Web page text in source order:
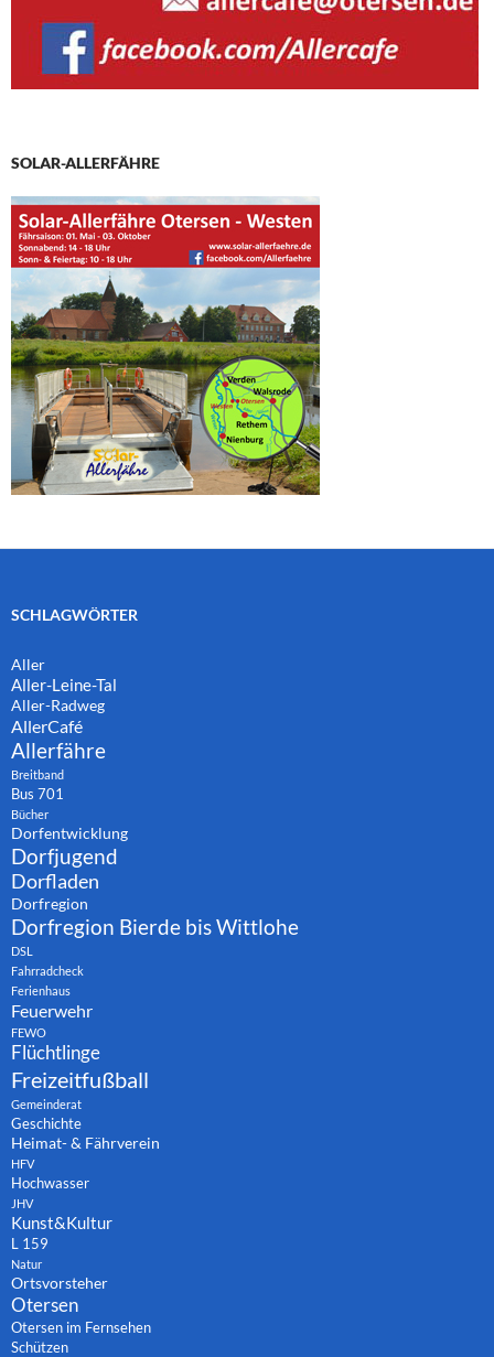
SOLAR-ALLERFÄHRE
SCHLAGWÖRTER
Aller
Aller-Leine-Tal
Aller-Radweg
AllerCafé
Allerfähre
Breitband
Bus 701
Bücher
Dorfentwicklung
Dorfjugend
Dorfladen
Dorfregion
Dorfregion Bierde bis Wittlohe
DSL
Fahrradcheck
Ferienhaus
Feuerwehr
FEWO
Flüchtlinge
Freizeitfußball
Gemeinderat
Geschichte
Heimat- & Fährverein
HFV
Hochwasser
JHV
Kunst&Kultur
L 159
Natur
Ortsvorsteher
Otersen
Otersen im Fernsehen
Schützen